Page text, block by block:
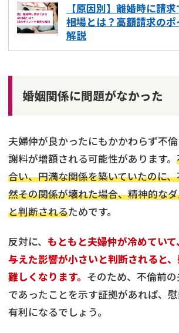
【原因別】離婚時に請
相場とは？高額請求の
解説
婚姻関係に問題がなかった
夫婦仲が良かったにもかかわらず不
謝料が増額される可能性があります。
合い、円満な関係を築いていたのに
然その関係が壊れた場合、精神的な
と判断されるためです。
反対に、 もともと夫婦仲が冷めてい
与えた影響が小さいと判断されると
難しくなります。 そのため、不倫前
であったことを示す証拠があれば、
有利になるでしょう。